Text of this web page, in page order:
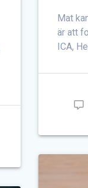
Mat
är att
ICA,